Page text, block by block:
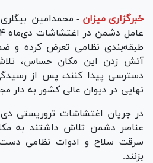
خبرگزاری میزان - محمدامین
طبقه‌بندی نظامی تعرض کرده و
آتش زدن این مکان حساس،
دسترسی پیدا کنند، پس از
نهایی در دیوان عالی کشور به دار
عناصر دشمن تلاش داشتند به
سرقت سلاح و ادوات نظامی
بزنند.